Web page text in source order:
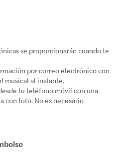
se proporcionarán cuando te
por correo electrónico con
musical al instante.
tu teléfono móvil con una
con foto. No es necesario